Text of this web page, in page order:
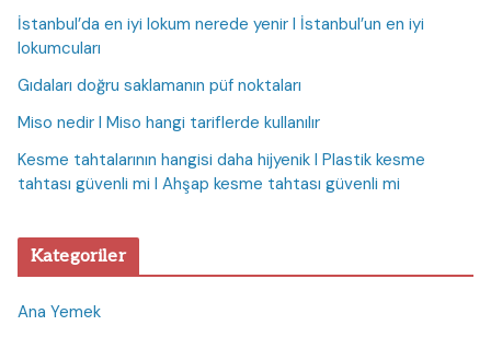
İstanbul’da en iyi lokum nerede yenir I İstanbul’un en iyi
lokumcuları
Gıdaları doğru saklamanın püf noktaları
Miso nedir I Miso hangi tariflerde kullanılır
Kesme tahtalarının hangisi daha hijyenik I Plastik kesme
tahtası güvenli mi I Ahşap kesme tahtası güvenli mi
Kategoriler
Ana Yemek